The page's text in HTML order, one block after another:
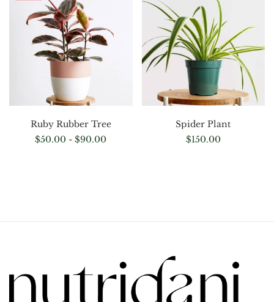
Ruby Rubber Tree
$50.00 - $90.00
Spider Plant
$150.00